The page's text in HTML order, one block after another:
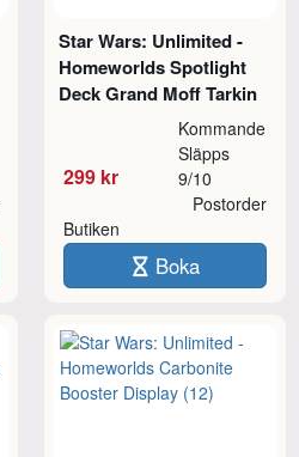
Star Wars: Unlimited -
Homeworlds Spotlight
Deck Grand Moff Tarkin
299 kr
Kommande
Släpps
9/10
Butiken
Postorder
Boka